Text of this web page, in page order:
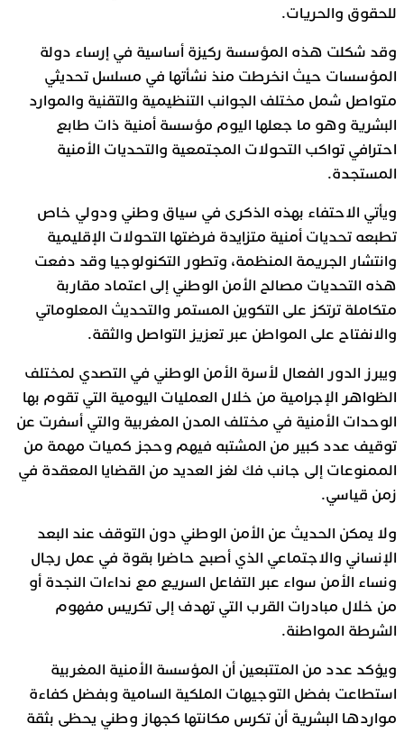
للحقوق والحريات.
وقد شكلت هذه المؤسسة ركيزة أساسية في إرساء دولة
المؤسسات حيث انخرطت منذ نشأتها في مسلسل تحديثي
متواصل شمل مختلف الجوانب التنظيمية والتقنية والموارد
البشرية وهو ما جعلها اليوم مؤسسة أمنية ذات طابع
احترافي تواكب التحولات المجتمعية والتحديات الأمنية
المستجدة.
ويأتي الاحتفاء بهذه الذكرى في سياق وطني ودولي خاص
تطبعه تحديات أمنية متزايدة فرضتها التحولات الإقليمية
وانتشار الجريمة المنظمة، وتطور التكنولوجيا وقد دفعت
هذه التحديات مصالح الأمن الوطني إلى اعتماد مقاربة
متكاملة ترتكز على التكوين المستمر والتحديث المعلوماتي
والانفتاح على المواطن عبر تعزيز التواصل والثقة.
ويبرز الدور الفعال لأسرة الأمن الوطني في التصدي لمختلف
الظواهر الإجرامية من خلال العمليات اليومية التي تقوم بها
الوحدات الأمنية في مختلف المدن المغربية والتي أسفرت عن
توقيف عدد كبير من المشتبه فيهم وحجز كميات مهمة من
الممنوعات إلى جانب فك لغز العديد من القضايا المعقدة في
زمن قياسي.
ولا يمكن الحديث عن الأمن الوطني دون التوقف عند البعد
الإنساني والاجتماعي الذي أصبح حاضرا بقوة في عمل رجال
ونساء الأمن سواء عبر التفاعل السريع مع نداءات النجدة أو
من خلال مبادرات القرب التي تهدف إلى تكريس مفهوم
الشرطة المواطنة.
ويؤكد عدد من المتتبعين أن المؤسسة الأمنية المغربية
استطاعت بفضل التوجيهات الملكية السامية وبفضل كفاءة
مواردها البشرية أن تكرس مكانتها كجهاز وطني يحظى بثقة